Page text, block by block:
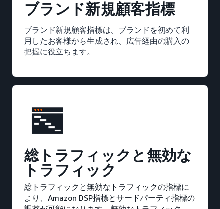
ブランド新規顧客指標
ブランド新規顧客指標は、ブランドを初めて利
用したお客様から生成され、広告経由の購入の
把握に役立ちます。
総トラフィックと無効な
トラフィック
総トラフィックと無効なトラフィックの指標に
より、Amazon DSP指標とサードパーティ指標の